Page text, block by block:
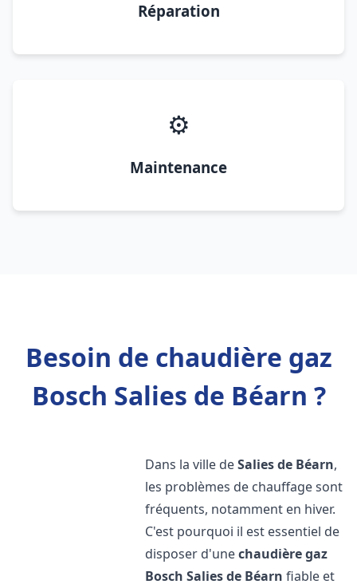
Réparation
⚙️
Maintenance
Besoin de chaudière gaz
Bosch Salies de Béarn ?
Dans la ville deSalies de Béarn,
les problèmes de chauffage sont
fréquents, notamment en hiver.
C'est pourquoi il est essentiel de
disposer d'unechaudière gaz
Bosch Salies de Béarn fiable et